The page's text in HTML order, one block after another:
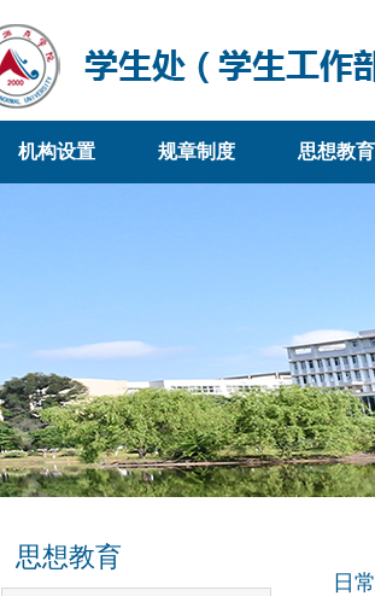
机构设置 规章制度 思想教育
思想教育
日